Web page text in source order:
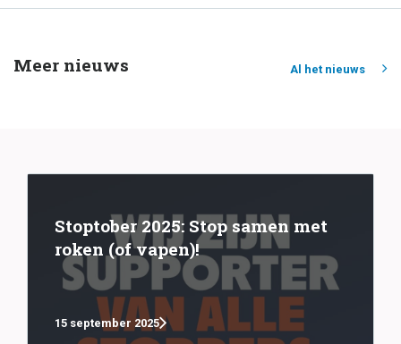
Meer nieuws Al het nieuws
Stoptober 2025: Stop samen met
roken (of vapen)!
15 september 2025